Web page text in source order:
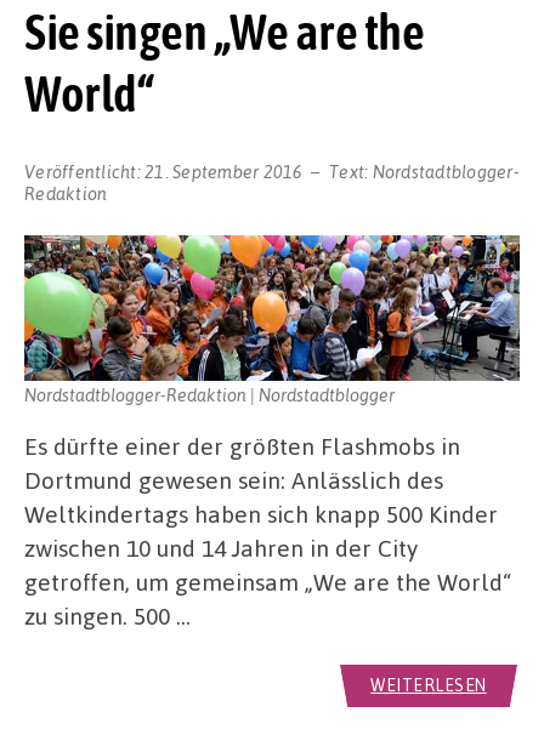
Sie singen „We are the
World“
Veröffentlicht:21. September 2016 Text: Nordstadtblogger-
Redaktion
Nordstadtblogger-Redaktion | Nordstadtblogger
Es dürfte einer der größten Flashmobs in
Dortmund gewesen sein: Anlässlich des
Weltkindertags haben sich knapp 500 Kinder
zwischen 10 und 14 Jahren in der City
getroffen, um gemeinsam „We are the World“
zu singen. 500 …
WEITERLESEN